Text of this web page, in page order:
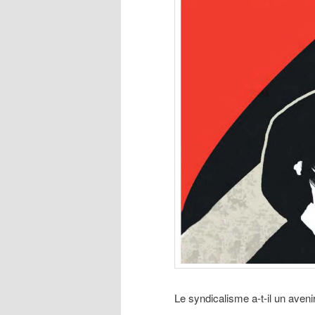
Le syndicalisme a-t-il un